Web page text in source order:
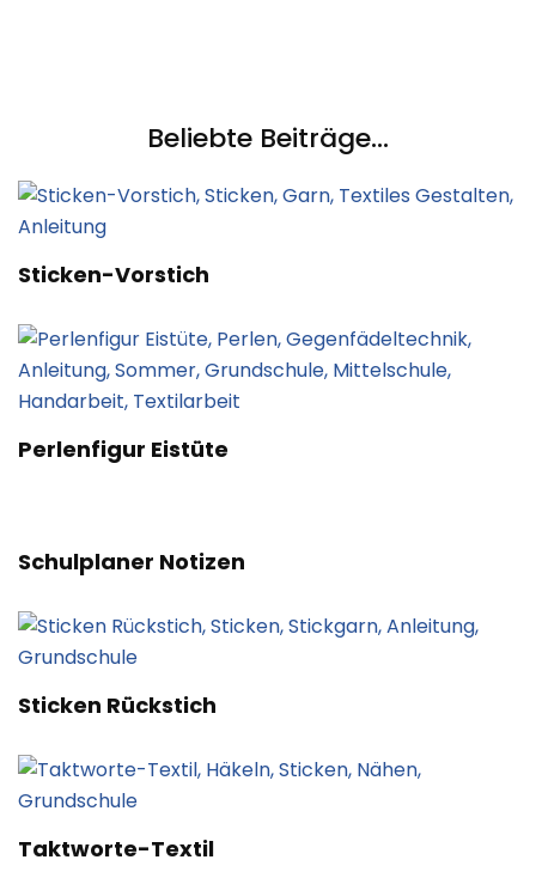
Beliebte Beiträge...
Sticken-Vorstich
Perlenfigur Eistüte
Schulplaner Notizen
Sticken Rückstich
Taktworte-Textil